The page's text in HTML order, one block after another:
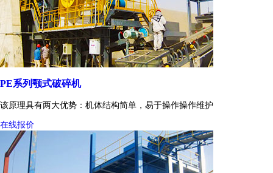
PE系列颚式破碎机
该原理具有两大优势：机体结构简单，易于操作操作维护
在线报价